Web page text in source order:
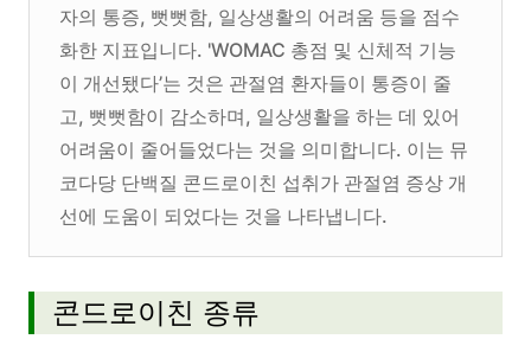
자의 통증, 뻣뻣함, 일상생활의 어려움 등을 점수
화한 지표입니다. 'WOMAC 총점 및 신체적 기능
이 개선됐다’는 것은 관절염 환자들이 통증이 줄
고, 뻣뻣함이 감소하며, 일상생활을 하는 데 있어
어려움이 줄어들었다는 것을 의미합니다. 이는 뮤
코다당 단백질 콘드로이친 섭취가 관절염 증상 개
선에 도움이 되었다는 것을 나타냅니다.
콘드로이친 종류